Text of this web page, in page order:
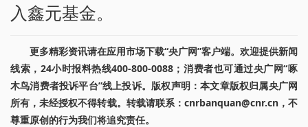
入鑫元基金。
更多精彩资讯请在应用市场下载“央广网”客户端。欢迎提供新闻
线索，24小时报料热线400-800-0088；消费者也可通过央广网“啄
木鸟消费者投诉平台”线上投诉。版权声明：本文章版权归属央广网
所有，未经授权不得转载。转载请联系：cnrbanquan@cnr.cn，不
尊重原创的行为我们将追究责任。